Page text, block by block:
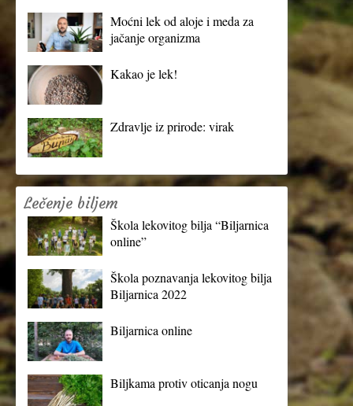
Moćni lek od aloje i meda za
jačanje organizma
Kakao je lek!
Zdravlje iz prirode: virak
Lečenje biljem
Škola lekovitog bilja “Biljarnica
online”
Škola poznavanja lekovitog bilja
Biljarnica 2022
Biljarnica online
Biljkama protiv oticanja nogu